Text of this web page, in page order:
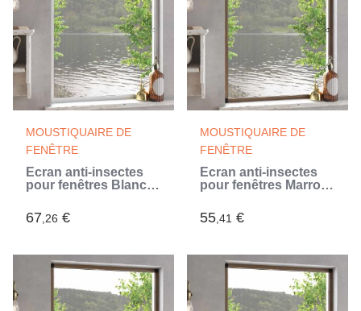
MOUSTIQUAIRE DE
FENÊTRE
Écran anti-insectes
pour fenêtres Blanc
67,26 €
MOUSTIQUAIRE DE
FENÊTRE
Écran anti-insectes
pour fenêtres Marron
55,41 €